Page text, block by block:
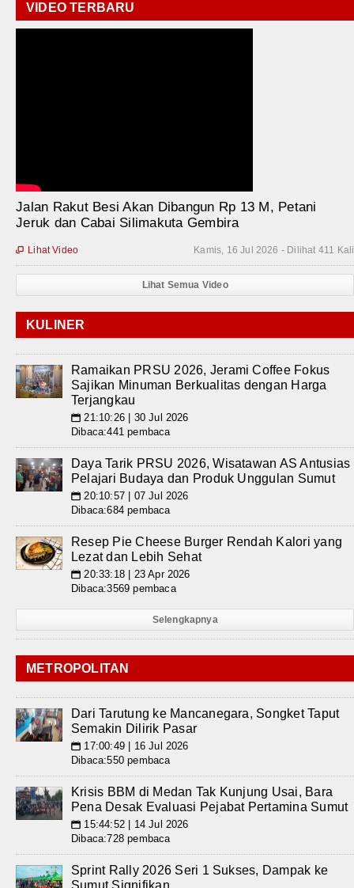
VIDEO TERBARU
Jalan Rakut Besi Akan Dibangun Rp 13 M, Petani
Jeruk dan Cabai Silimakuta Gembira
Kamis, 16 Jul 2026 - Dilihat 411 Kali
 Lihat Video
Lihat Semua Video
KULINER
Ramaikan PRSU 2026, Jerami Coffee Fokus
Sajikan Minuman Berkualitas dengan Harga
Terjangkau
📅 21:10:26 | 30 Jul 2026
Dibaca:441 pembaca
Daya Tarik PRSU 2026, Wisatawan AS Antusias
Pelajari Budaya dan Produk Unggulan Sumut
📅 20:10:57 | 07 Jul 2026
Dibaca:684 pembaca
Resep Pie Cheese Burger Rendah Kalori yang
Lezat dan Lebih Sehat
📅 20:33:18 | 23 Apr 2026
Dibaca:3569 pembaca
Selengkapnya
METROPOLITAN
Dari Tarutung ke Mancanegara, Songket Taput
Semakin Dilirik Pasar
📅 17:00:49 | 16 Jul 2026
Dibaca:550 pembaca
Krisis BBM di Medan Tak Kunjung Usai, Bara
Pena Desak Evaluasi Pejabat Pertamina Sumut
📅 15:44:52 | 14 Jul 2026
Dibaca:728 pembaca
Sprint Rally 2026 Seri 1 Sukses, Dampak ke